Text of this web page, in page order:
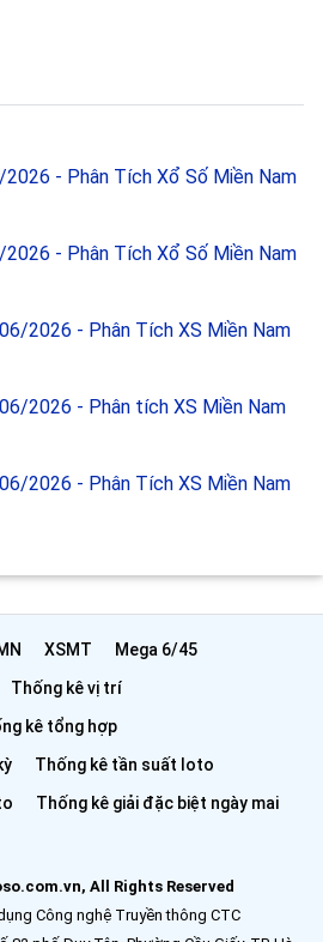
- Phân Tích Xổ Số Miền Nam
- Phân Tích Xổ Số Miền Nam
2026 - Phân Tích XS Miền Nam
2026 - Phân tích XS Miền Nam
2026 - Phân Tích XS Miền Nam
XSMT
Mega 6/45
Thống kê vị trí
kê tổng hợp
Thống kê tần suất loto
Thống kê giải đặc biệt ngày mai
All Rights Reserved
Công nghệ Truyền thông CTC